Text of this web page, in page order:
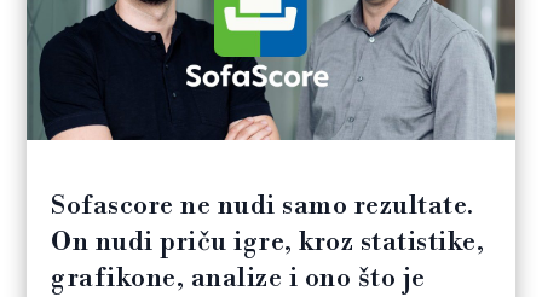
Sofascore ne nudi samo rezultate.
On nudi priču igre, kroz statistike,
grafikone, analize i ono što je